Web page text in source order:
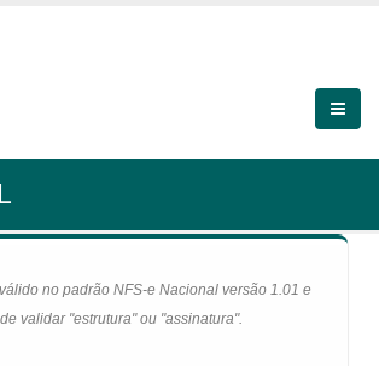
no padrão NFS-e Nacional versão 1.01 e
validar "estrutura" ou "assinatura".